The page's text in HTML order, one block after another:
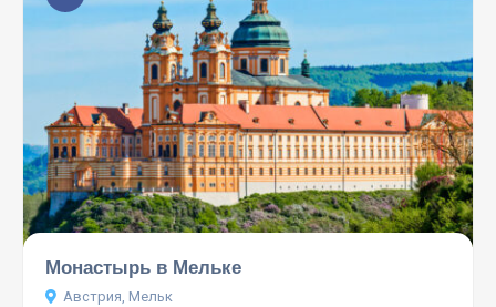
Монастырь в Мельке
Австрия, Мельк